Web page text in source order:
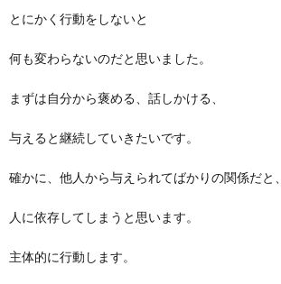
とにかく行動をしないと
何も変わらないのだと思いました。
まずは自分から褒める、話しかける、
与えると継続していきたいです。
確かに、他人から与えられてばかりの関係だと、
人に依存してしまうと思います。
主体的に行動します。